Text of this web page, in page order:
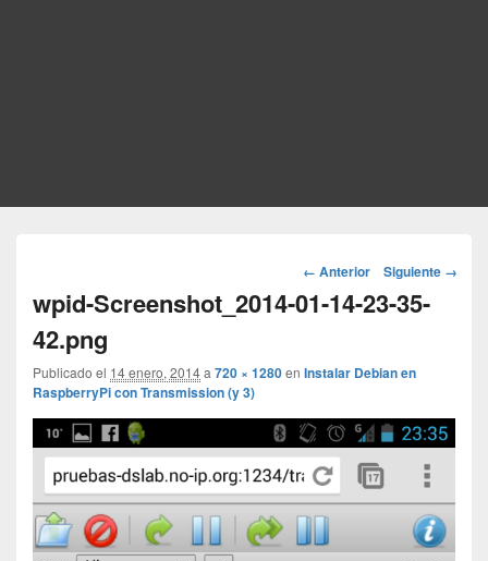
Navegador
de
imágenes
← Anterior Siguiente →
wpid-Screenshot_2014-01-14-23-35-
42.png
Publicado el 14 enero, 2014a 720 × 1280en Instalar Debian en
RaspberryPi con Transmission (y 3)